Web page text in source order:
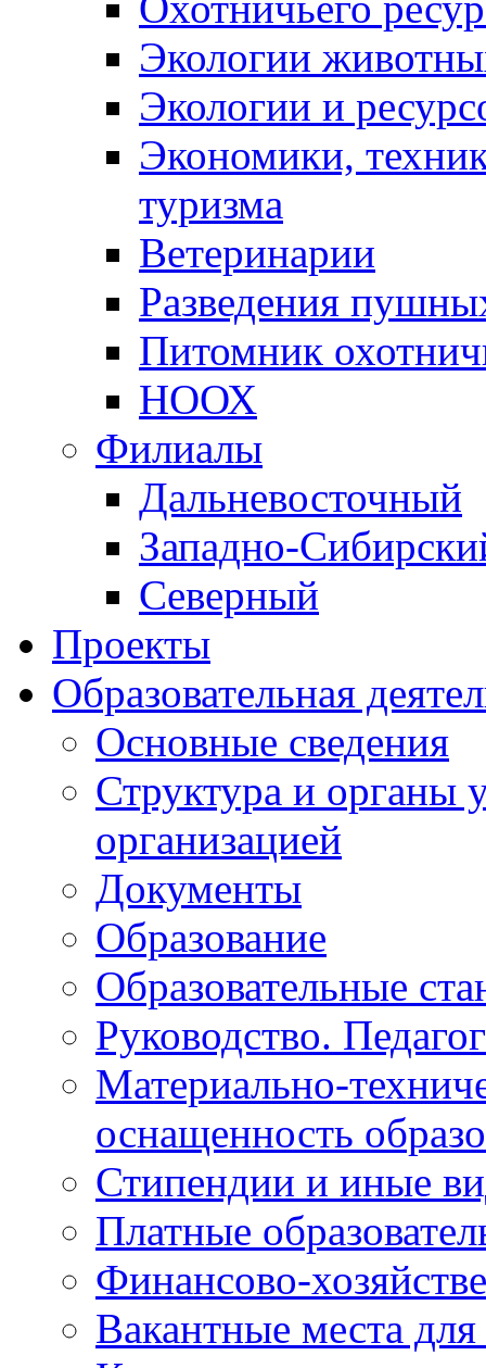
Экологии
Экологии и
Экономики,
туризма
Ветеринарии
Разведения
Питомник
НООХ
Филиалы
Дальневосточный
Западно-
Северный
Проекты
Образовательная
Основные сведения
Структура и органы
организацией
Документы
Образование
Образовательные
Руководство.
Материально-
оснащенность
Стипендии и иные
Платные
Финансово-
Вакантные места